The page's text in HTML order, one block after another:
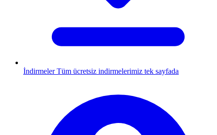
İndirmeler Tüm ücretsiz indirmelerimiz tek sayfada